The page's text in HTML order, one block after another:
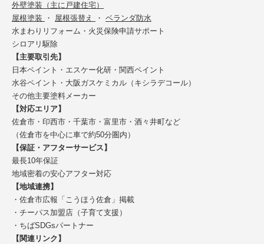
外壁塗装（主に戸建住宅）
屋根塗装
・ 屋根張替え ・ ベランダ防水
水まわりリフォーム・火災保険申請サポート
シロアリ駆除
【主要取引先】
日本ペイント・エスケー化研・関西ペイント
水谷ペイント・大阪ガスケミカル（キシラデコール）
その他主要塗料メーカー
【対応エリア】
佐倉市・印西市・千葉市・富里市・酒々井町など
（佐倉市を中心に車で約50分圏内）
【保証・アフターサービス】
最長10年保証
地域密着の安心アフター対応
【地域連携】
・佐倉市広報「こうほう佐倉」掲載
・チーパス加盟店（子育て支援）
・ちばSDGsパートナー
【関連リンク】